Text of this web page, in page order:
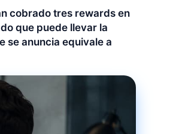
cobrado tres rewards en
que puede llevar la
se anuncia equivale a